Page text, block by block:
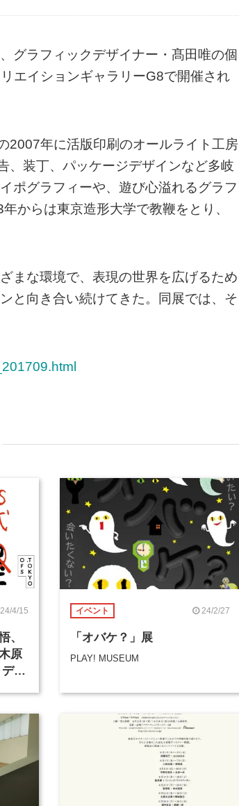
グラフィックデザイナー・髙田唯の個
エイションギャラリーG8で開催され
2007年に活版印刷のオールライト工房
、装丁、パッケージデザインなど多岐
ポグラフィーや、遊び心溢れるグラフ
からは東京造形大学で教鞭をとり、
まな環境で、表現の世界を広げるため
と向き合い続けてきた。同展では、そ
24/4/15
、
原
ザ
イベント 24/2/27
「オバケ？」展
PLAY! MUSEUM